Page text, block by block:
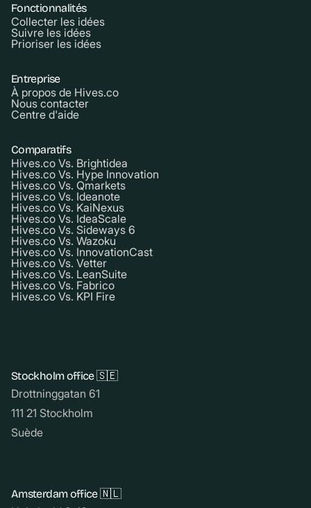
Fonctionnalités
Collecter les idées
Suivre les idées
Prioriser les idées
Entreprise
À propos de Hives.co
Nous contacter
Centre d'aide
Comparatifs
Hives.co Vs. Brightidea
Hives.co Vs. Hype Innovation
Hives.co Vs. Qmarkets
Hives.co Vs. Ideanote
Hives.co Vs. KaiNexus
Hives.co Vs. IdeaScale
Hives.co Vs. Sideways 6
Hives.co Vs. Wazoku
Hives.co Vs. InnovationCast
Hives.co Vs. Vetter
Hives.co Vs. LeanSuite
Hives.co Vs. Fabrico
Hives.co Vs. KPI Fire
Stockholm office 🇸🇪
Drottninggatan 61
111 21 Stockholm
Suède
Amsterdam office 🇳🇱